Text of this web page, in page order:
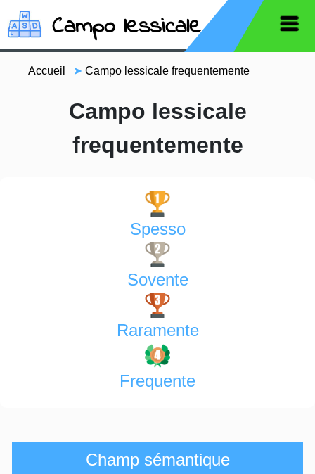
Campo lessicale
Accueil ➤ Campo lessicale frequentemente
Campo lessicale
frequentemente
Spesso
Sovente
Raramente
Frequente
Champ sémantique